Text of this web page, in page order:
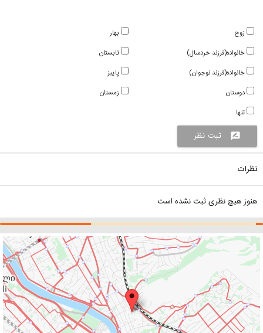
بهار
تابستان
پاییز
زمستان
زوج
خانواده(فرزند خردسال)
خانواده(فرزند نوجوان)
دوستان
تنها
rate_review ثبت نظر
نظرات
هنوز هیچ نظری ثبت نشده است